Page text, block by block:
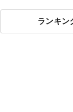
ランキン